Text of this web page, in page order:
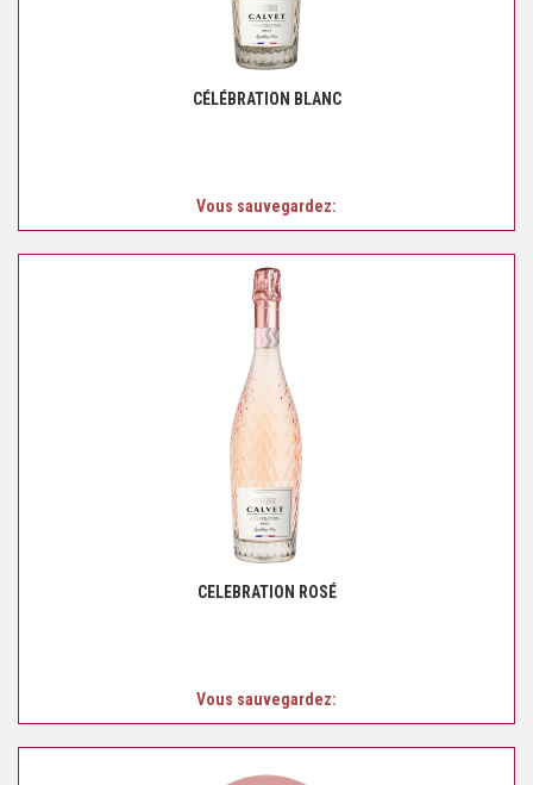
CÉLÉBRATION BLANC
Vous sauvegardez:
CELEBRATION ROSÉ
Vous sauvegardez: